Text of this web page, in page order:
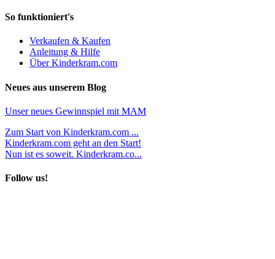
So funktioniert's
Verkaufen & Kaufen
Anleitung & Hilfe
Über Kinderkram.com
Neues aus unserem Blog
Unser neues Gewinnspiel mit MAM
Zum Start von Kinderkram.com ...
Kinderkram.com geht an den Start!
Nun ist es soweit. Kinderkram.co...
Follow us!